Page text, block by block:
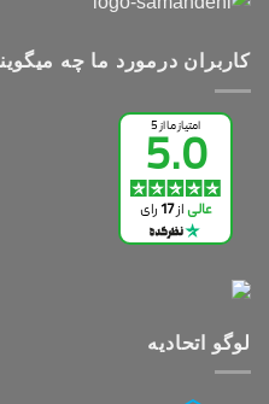
کاربران درمورد ما چه
لوگو اتحادیه